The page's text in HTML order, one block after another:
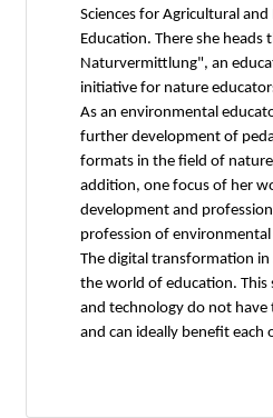
Sciences for Agricultural
Education. There she
Naturvermittlung", an
initiative for nature
As an environmental
further development of
formats in the field of
addition, one focus of her
development and
profession of
The digital transformation in
the world of education.
and technology do not
and can ideally benefit each